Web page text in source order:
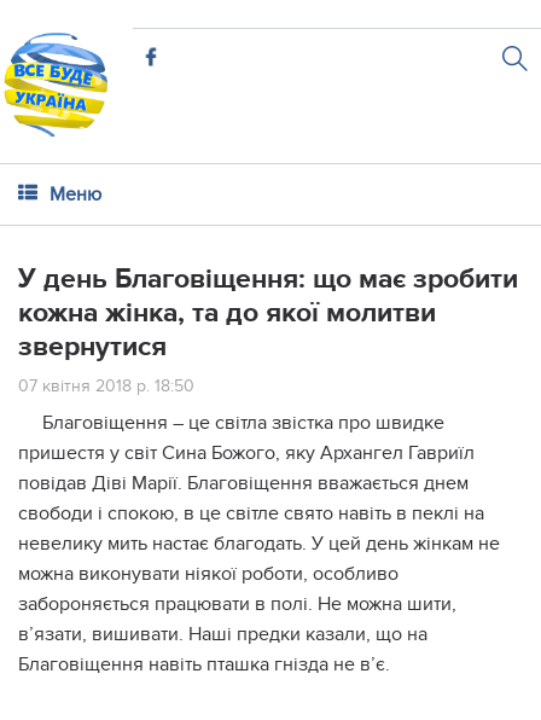
Меню
У день Благовіщення: що має зробити
кожна жінка, та до якої молитви
звернутися
07 квітня 2018 р. 18:50
Благовіщення – це світла звістка про швидке
пришестя у світ Сина Божого, яку Архангел Гавриїл
повідав Діві Марії. Благовіщення вважається днем ​​
свободи і спокою, в це світле свято навіть в пeклі на
невелику мить настає благодать. У цей день жінкам не
можна виконувати ніякої роботи, особливо
забороняється працювати в полі. Не можна шити,
в’язати, вишивати. Наші предки казали, що на
Благовіщення навіть пташка гнізда не в’є.